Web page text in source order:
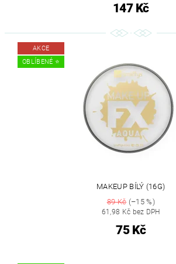
147 Kč
AKCE
OBLÍBENÉ ⭐️
MAKEUP BÍLÝ (16G)
89 Kč(–15 %)
61,98 Kč bez DPH
75 Kč